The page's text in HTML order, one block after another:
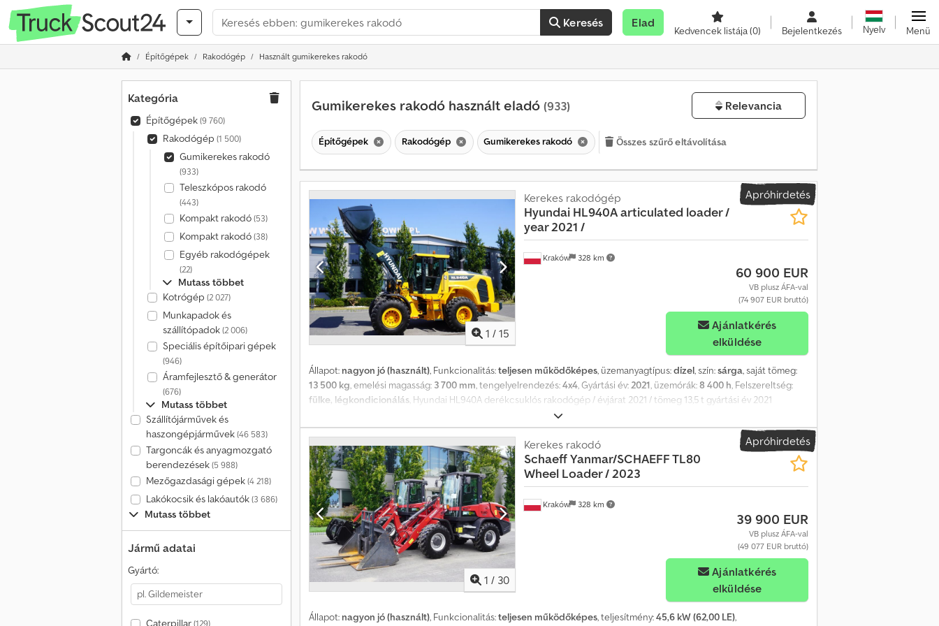
Keresés Elad
Kedvencek listája(0) Bejelentkezés Nyelv Menü
Építőgépek Rakodógép Használt gumikerekes rakodó
Kategória
Építőgépek(9 760)
Rakodógép (1 500)
Gumikerekes rakodó
(933)
Teleszkópos rakodó
(443)
Kompakt rakodó(53)
Kompakt rakodó(38)
Egyéb rakodógépek
(22)
Mutass többet
Kotrógép (2 027)
Munkapadok és
szállítópadok(2 006)
Speciális építőipari gépek
(946)
Áramfejlesztő & generátor
(676)
Mutass többet
Szállítójárművek és
haszongépjárművek(46 583)
Targoncák és anyagmozgató
berendezések(5 988)
Mezőgazdasági gépek(4 218)
Lakókocsik és lakóautók(3 686)
Mutass többet
Jármű adatai
Gyártó:
Caterpillar(129)
Gumikerekes rakodó használt eladó (933) Relevancia
Építőgépek Rakodógép Gumikerekes rakodó Összes szűrő eltávolítása
Apróhirdetés
1 / 15
Kraków 328 km
Kerekes rakodógép
Hyundai HL940A articulated loader /
year 2021 /
60 900 EUR
VB plusz ÁFA-val
(74 907 EUR bruttó)
Ajánlatkérés
elküldése
Állapot: nagyon jó (használt), Funkcionalitás:teljesen működőképes, üzemanyagtípus:dízel, szín:sárga, saját tömeg:
13 500 kg , emelési magasság: 3 700 mm , tengelyelrendezés:4x4 , Gyártási év: 2021 , üzemórák:8 400 h , Felszereltség:
fülke, légkondicionálás , Hyundai HL940A derékcsuklós rakodógép / évjárat 2021 / tömeg 13,5 t gyártási év 2021
futásteljesítmény 8400 óra tömeg 13500 kg teljesítmény 158 LE Cummins 6 hengeres motor rádió légkondicionálás
Csdpfxjzrfvxj Altsha joystick vezérlés Differenciálzár 4×4 meghajtó 4 sebességes váltó Libra kanál további hidraulikus
vezetékek kanál emelési magasság max 370 cm kanál kapacitása 2,5 m3 A gépet a Hyundainál vásárolták és szervizelték
100%-ban balesetmentes Tökéletes műszaki és vizuális állapot Új állapota óta 1 tulajdonos használta
Apróhirdetés
1 / 30
Kraków 328 km
Kerekes rakodó
SchaeffYanmar/SCHAEFF TL80
Wheel Loader / 2023
39 900 EUR
VB plusz ÁFA-val
(49 077 EUR bruttó)
Ajánlatkérés
elküldése
Állapot: nagyon jó (használt), Funkcionalitás:teljesen működőképes, teljesítmény:45,6 kW (62,00 LE),